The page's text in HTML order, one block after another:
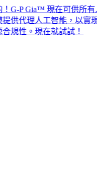
P Gia™ 現在可供所有人使
代理人工智能，以實現全
性。現在就試試！​​